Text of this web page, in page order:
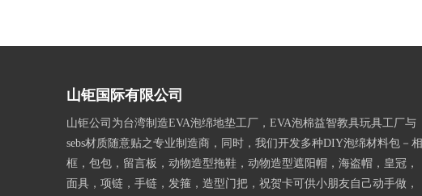
山钜国际有限公司
山钜公司为台湾制造EVA泡绵地垫工厂，EVA泡棉益智教具玩具工厂与
sebs材质随意贴之专业制造商，同时，我们开发多种DIY泡绵材料包－相
框，包包，留言板，动物造型拖鞋，动物造型遮阳帽，海盗帽，皇冠，
面具，项链，手链，发箍，造型门把，祝贺卡可供小朋友自己动手做，